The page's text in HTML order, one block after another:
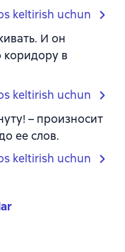
keltirish uchun
И он
коридору в
keltirish uchun
– произносит
ее слов.
keltirish uchun